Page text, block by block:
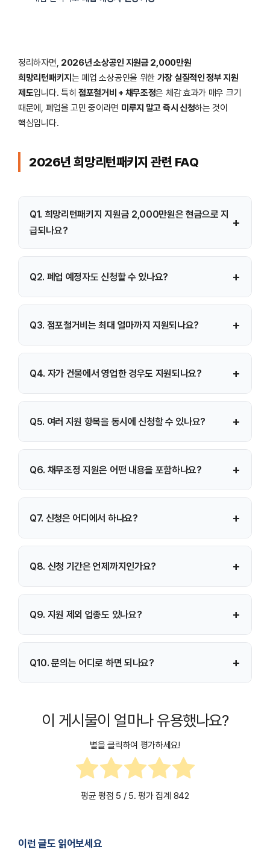
정리하자면, 2026년 소상공인 지원금 2,000만원
희망리턴패키지 는 폐업 소상공인을 위한 가장 실질적인 정부 지원
제도입니다. 특히점포철거비 + 채무조정은 체감 효과가 매우 크기
때문에, 폐업을 고민 중이라면 미루지 말고 즉시 신청하는 것이
핵심입니다.
2026년 희망리턴패키지 관련 FAQ
Q1. 희망리턴패키지 지원금 2,000만원은 현금으로 지
급되나요?
+
컨설팅, 법률자문, 채무조정 등 항목별 지원 방식으로 최대 약
Q2. 폐업 예정자도 신청할 수 있나요? +
사업은 폐업 전·후 조건에 따라 제출서류가 달라집니다.
Q3. 점포철거비는 최대 얼마까지 지원되나요? +
전용면적 3.3㎡당 한도 기준이 적용됩니다. 부가세는 지원
Q4. 자가 건물에서 영업한 경우도 지원되나요? +
대상에서 제외됩니다.
Q5. 여러 지원 항목을 동시에 신청할 수 있나요? +
요건을 충족하면 중복 신청할 수 있습니다.
Q6. 채무조정 지원은 어떤 내용을 포함하나요? +
상담과 함께 지원하며, 사업 관련 채무에 한해 적용됩니다.
Q7. 신청은 어디에서 하나요? +
점포철거비는 소상공인24에서 각각 신청합니다.
Q8. 신청 기간은 언제까지인가요? +
시점이 다를 수 있습니다.
Q9. 지원 제외 업종도 있나요? +
대상에서 제외됩니다.
Q10. 문의는 어디로 하면 되나요? +
문의하시면 상세 안내를 받을 수 있습니다.
이 게시물이 얼마나 유용했나요?
별을 클릭하여 평가하세요!
평균 평점 5 / 5. 평가 집계 842
이런 글도 읽어보세요